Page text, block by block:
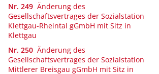
Nr. 249 Änderung des
Gesellschaftsvertrages der Sozialstation
Klettgau-Rheintal gGmbH mit Sitz in
Klettgau
Nr. 250 Änderung des
Gesellschaftsvertrages der Sozialstation
Mittlerer Breisgau gGmbH mit Sitz in